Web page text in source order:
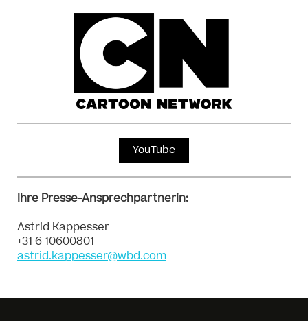
YouTube
Ihre Presse-Ansprechpartnerin:
Astrid Kappesser
+31 6 10600801
astrid.kappesser@wbd.com